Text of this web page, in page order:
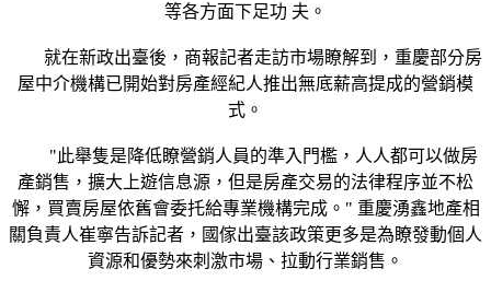
等各方面下足功 夫。
就在新政出臺後，商報記者走訪市場瞭解到，重慶部分房
屋中介機構已開始對房產經紀人推出無底薪高提成的營銷模
式。
"此舉隻是降低瞭營銷人員的準入門檻，人人都可以做房
產銷售，擴大上遊信息源，但是房產交易的法律程序並不松
懈，買賣房屋依舊會委托給專業機構完成。" 重慶湧鑫地產相
關負責人崔寧告訴記者，國傢出臺該政策更多是為瞭發動個人
資源和優勢來刺激市場、拉動行業銷售。